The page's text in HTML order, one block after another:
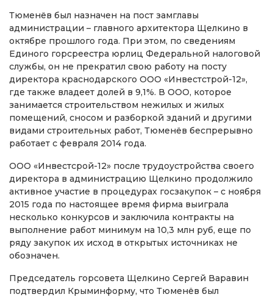
Тюменёв был назначен на пост замглавы
администрации – главного архитектора Щелкино в
октябре прошлого года. При этом, по сведениям
Единого горсреестра юрлиц Федеральной налоговой
службы, он не прекратил свою работу на посту
директора краснодарского ООО «Инвестстрой-12»,
где также владеет долей в 9,1%. В ООО, которое
занимается строительством нежилых и жилых
помещений, сносом и разборкой зданий и другими
видами строительных работ, Тюменёв беспрерывно
работает с февраля 2014 года.
ООО «Инвестсрой-12» после трудоустройства своего
директора в администрацию Щелкино продолжило
активное участие в процедурах госзакупок – с ноября
2015 года по настоящее время фирма выиграла
несколько конкурсов и заключила контракты на
выполнение работ минимум на 10,3 млн руб, еще по
ряду закупок их исход в открытых источниках не
обозначен.
Председатель горсовета Щелкино Сергей Варавин
подтвердил Крыминформу, что Тюменёв был